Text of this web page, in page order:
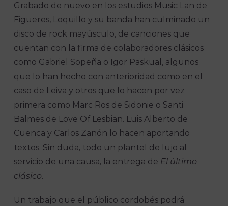
Grabado de nuevo en los estudios Music Lan de
Figueres, Loquillo y su banda han culminado un
disco de rock mayúsculo, de canciones que
cuentan con la firma de colaboradores clásicos
como Gabriel Sopeña o Igor Paskual, algunos
que lo han hecho con anterioridad como en el
caso de Leiva y otros que lo hacen por vez
primera como Marc Ros de Sidonie o Santi
Balmes de Love Of Lesbian. Luis Alberto de
Cuenca y Carlos Zanón lo hacen aportando
textos. Sin duda, todo un plantel de lujo al
servicio de una causa, la entrega de El último
clásico.
Un trabajo que el público cordobés podrá